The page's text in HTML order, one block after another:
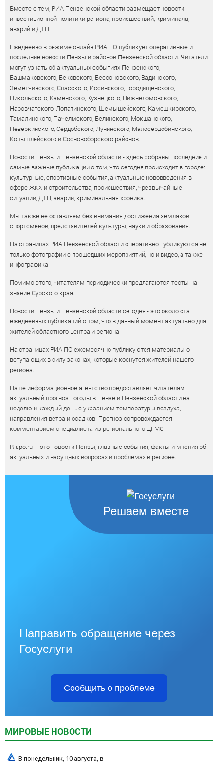
Вместе с тем, РИА Пензенской области размещает новости
инвестиционной политики региона, происшествий, криминала,
аварий и ДТП.
Ежедневно в режиме онлайн РИА ПО публикует оперативные и
последние новости Пензы и районов Пензенской области. Читатели
могут узнать об актуальных событиях Пензенского,
Башмаковского, Бековского, Бессоновского, Вадинского,
Земетчинского, Спасского, Иссинского, Городищенского,
Никольского, Каменского, Кузнецкого, Нижнеломовского,
Наровчатского, Лопатинского, Шемышейского, Камешкирского,
Тамалинского, Пачелмского, Белинского, Мокшанского,
Неверкинского, Сердобского, Лунинского, Малосердобинского,
Колышлейского и Сосновоборского районов.
Новости Пензы и Пензенской области - здесь собраны последние и
самые важные публикации о том, что сегодня происходит в городе:
культурные, спортивные события, актуальные нововведения в
сфере ЖКХ и строительства, происшествия, чрезвычайные
ситуации, ДТП, аварии, криминальная хроника.
Мы также не оставляем без внимания достижения земляков:
спортсменов, представителей культуры, науки и образования.
На страницах РИА Пензенской области оперативно публикуются не
только фотографии с прошедших мероприятий, но и видео, а также
инфографика.
Помимо этого, читателям периодически предлагаются тесты на
знание Сурского края.
Новости Пензы и Пензенской области сегодня - это около ста
ежедневных публикаций о том, что в данный момент актуально для
жителей областного центра и региона.
На страницах РИА ПО ежемесячно публикуются материалы о
вступающих в силу законах, которые коснутся жителей нашего
региона.
Наше информационное агентство предоставляет читателям
актуальный прогноз погоды в Пензе и Пензенской области на
неделю и каждый день с указанием температуры воздуха,
направления ветра и осадков. Прогноз сопровождается
комментарием специалиста из регионального ЦГМС.
Riapo.ru – это новости Пензы, главные события, факты и мнения об
актуальных и насущных вопросах и проблемах в регионе.
Решаем вместе
Направить обращение через
Госуслуги
Сообщить о проблеме
МИРОВЫЕ НОВОСТИ
В понедельник, 10 августа, в